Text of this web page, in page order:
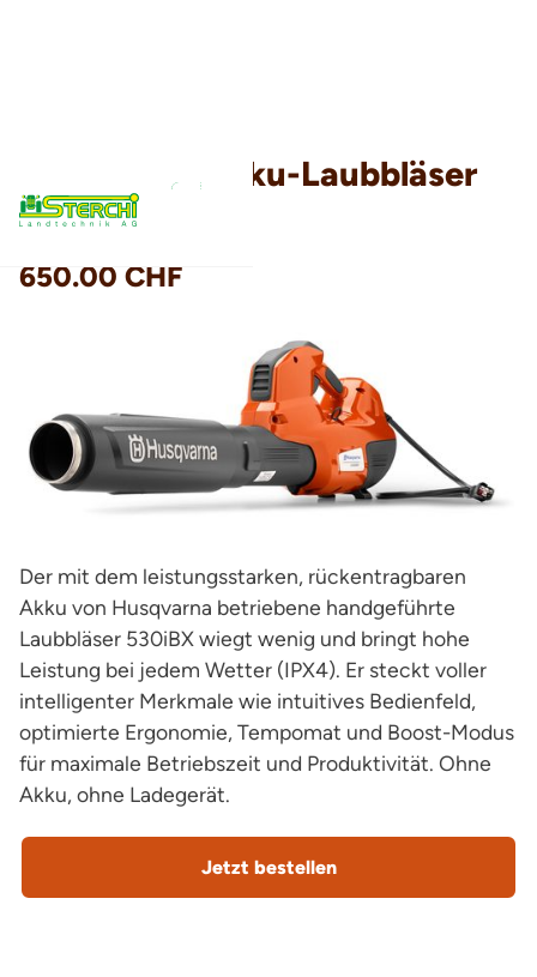
Husqvarna Akku-Laubbläser
530 iBX
650.00 CHF
Der mit dem leistungsstarken, rückentragbaren
Akku von Husqvarna betriebene handgeführte
Laubbläser 530iBX wiegt wenig und bringt hohe
Leistung bei jedem Wetter (IPX4). Er steckt voller
intelligenter Merkmale wie intuitives Bedienfeld,
optimierte Ergonomie, Tempomat und Boost-Modus
für maximale Betriebszeit und Produktivität. Ohne
Akku, ohne Ladegerät.
Jetzt bestellen